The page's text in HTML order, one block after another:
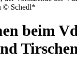
© Schedl*
beim